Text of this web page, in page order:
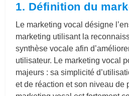
1. Définition du
Le marketing vocal désigne
marketing utilisant la
synthèse vocale afin
utilisateur. Le marketing vocal
majeurs : sa simplicité
et de réaction et son niveau de